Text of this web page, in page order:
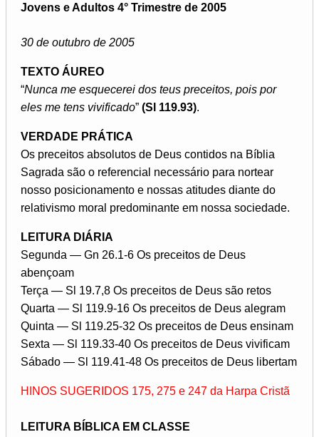
Jovens e Adultos 4° Trimestre de 2005
30 de outubro de 2005
TEXTO ÁUREO
“Nunca me esquecerei dos teus preceitos, pois por
eles me tens vivificado” (Sl 119.93).
VERDADE PRÁTICA
Os preceitos absolutos de Deus contidos na Bíblia
Sagrada são o referencial necessário para nortear
nosso posicionamento e nossas atitudes diante do
relativismo moral predominante em nossa sociedade.
LEITURA DIÁRIA
Segunda — Gn 26.1-6 Os preceitos de Deus
abençoam
Terça — Sl 19.7,8 Os preceitos de Deus são retos
Quarta — Sl 119.9-16 Os preceitos de Deus alegram
Quinta — Sl 119.25-32 Os preceitos de Deus ensinam
Sexta — Sl 119.33-40 Os preceitos de Deus vivificam
Sábado — Sl 119.41-48 Os preceitos de Deus libertam
HINOS SUGERIDOS 175, 275 e 247 da Harpa Cristã
LEITURA BÍBLICA EM CLASSE